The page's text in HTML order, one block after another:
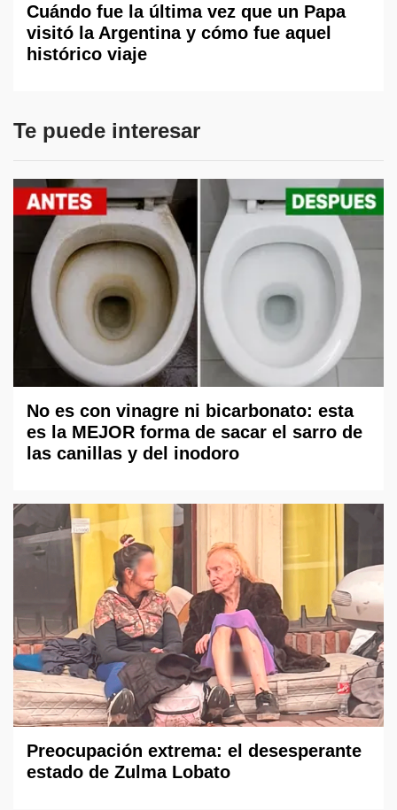
Cuándo fue la última vez que un Papa
visitó la Argentina y cómo fue aquel
histórico viaje
Te puede interesar
No es con vinagre ni bicarbonato: esta
es la MEJOR forma de sacar el sarro de
las canillas y del inodoro
Preocupación extrema: el desesperante
estado de Zulma Lobato